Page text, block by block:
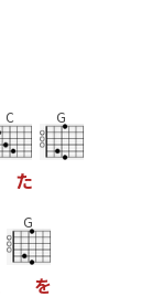
C
た
G
G
を